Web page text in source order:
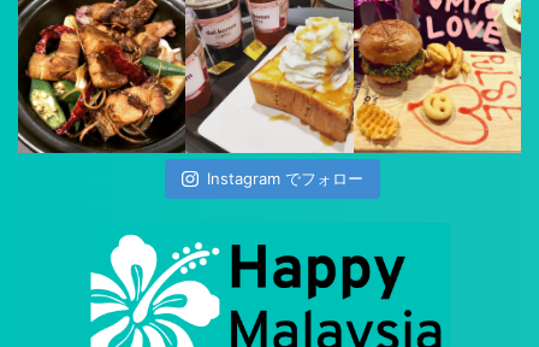
Instagram でフォロー